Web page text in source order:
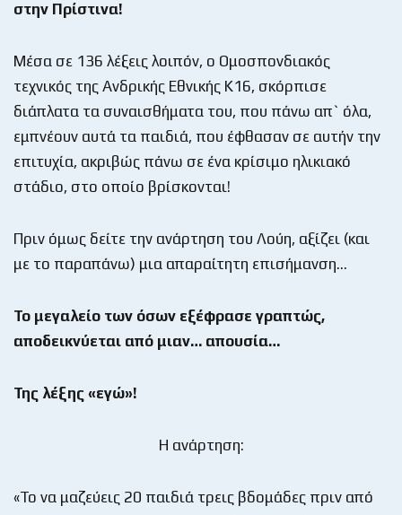
στην Πρίστινα!
Μέσα σε 136 λέξεις λοιπόν, ο Ομοσπονδιακός
τεχνικός της Ανδρικής Εθνικής Κ16, σκόρπισε
διάπλατα τα συναισθήματα του, που πάνω απ` όλα,
εμπνέουν αυτά τα παιδιά, που έφθασαν σε αυτήν την
επιτυχία, ακριβώς πάνω σε ένα κρίσιμο ηλικιακό
στάδιο, στο οποίο βρίσκονται!
Πριν όμως δείτε την ανάρτηση του Λούη, αξίζει (και
με το παραπάνω) μια απαραίτητη επισήμανση…
Το μεγαλείο των όσων εξέφρασε γραπτώς,
αποδεικνύεται από μιαν… απουσία…
Της λέξης «εγώ»!
Η ανάρτηση:
«Το να μαζεύεις 20 παιδιά τρεις βδομάδες πριν από